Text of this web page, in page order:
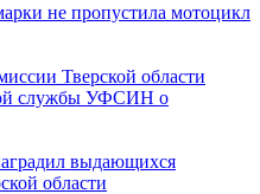
не пропустила мотоцикл
Тверской области
службы УФСИН о
выдающихся
области